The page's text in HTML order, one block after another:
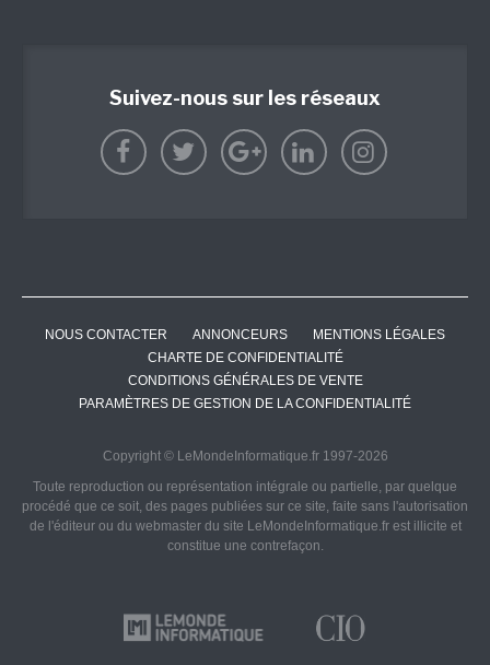
Suivez-nous sur les réseaux
NOUS CONTACTER ANNONCEURS
MENTIONS LÉGALES
CHARTE DE CONFIDENTIALITÉ
CONDITIONS GÉNÉRALES DE VENTE
PARAMÈTRES DE GESTION DE LA CONFIDENTIALITÉ
Copyright © LeMondeInformatique.fr 1997-2026
Toute reproduction ou représentation intégrale ou partielle, par quelque
procédé que ce soit, des pages publiées sur ce site, faite sans l'autorisation
de l'éditeur ou du webmaster du site LeMondeInformatique.fr est illicite et
constitue une contrefaçon.